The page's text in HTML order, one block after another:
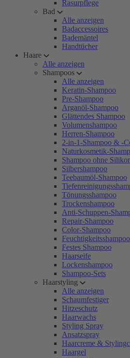
Rasurpflege
Bad
Alle anzeigen
Badaccessoires
Bademäntel
Handtücher
Haare
Alle anzeigen
Shampoos
Alle anzeigen
Keratin-Shampoo
Pre-Shampoo
Arganöl-Shampoo
Glättendes Shampoo
Volumenshampoo
Herren-Shampoo
2-in-1-Shampoo & -
Naturkosmetik-
Shampoo ohne
Silbershampoo
Teebaumöl-Shampoo
Tönungsshampoo
Trockenshampoo
Anti-Schuppen-
Repair-Shampoo
Color-Shampoo
Feuchtigkeitsshampoo
Festes Shampoo
Haarseife
Lockenshampoo
Shampoo-Sets
Haarstyling
Alle anzeigen
Schaumfestiger
Hitzeschutz
Haarwachs
Styling Spray
Ansatzspray
Haarcreme &
Haargel